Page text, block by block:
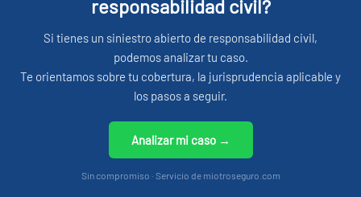
responsabilidad civil?
Si tienes un siniestro abierto de responsabilidad civil,
podemos analizar tu caso.
Te orientamos sobre tu cobertura, la jurisprudencia aplicable y
los pasos a seguir.
Analizar mi caso →
Sin compromiso · Servicio de miotroseguro.com